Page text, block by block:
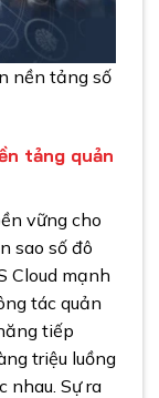
nền tảng số
tảng quản
vững cho
sao số đô
Cloud mạnh
tác quản
tiếp
triệu luồng
nhau. Sự ra